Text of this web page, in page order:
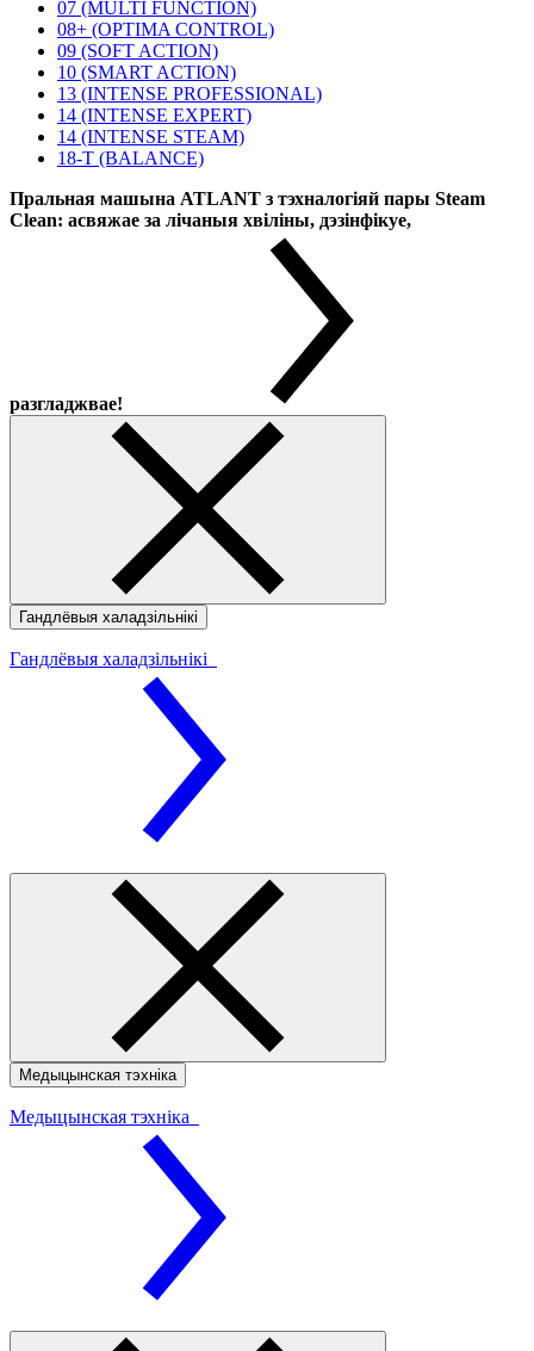
07 (MULTI FUNCTION)
08+ (OPTIMA CONTROL)
09 (SOFT ACTION)
10 (SMART ACTION)
13 (INTENSE PROFESSIONAL)
14 (INTENSE EXPERT)
14 (INTENSE STEAM)
18-T (BALANCE)
Пральная машына ATLANT з тэхналогіяй пары Steam
Clean: асвяжае за лічаныя хвіліны, дэзінфікуе,
разгладжвае!
Гандлёвыя халадзільнікі
Гандлёвыя халадзільнікі
Медыцынская тэхніка
Медыцынская тэхніка